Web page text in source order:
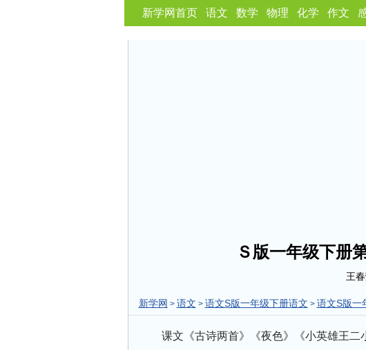
新学网首页 语文 数学 物理 化学 作文
Ｓ版一年级下册
王
新学网 > 语文 > 语文S版一年级下册语文 > 语文S版一
课文《古诗两首》《夜色》《小英雄王